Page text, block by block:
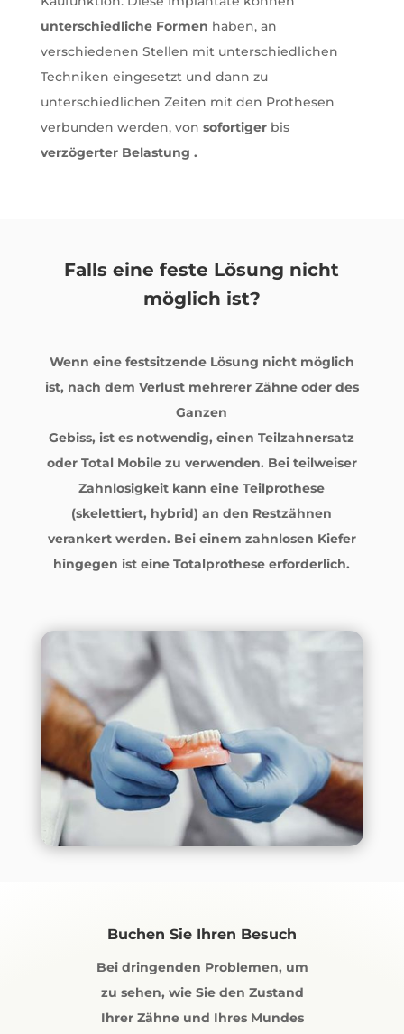
unterschiedliche Formen haben, an
verschiedenen Stellen mit unterschiedlichen
Techniken eingesetzt und dann zu
unterschiedlichen Zeiten mit den Prothesen
verbunden werden, von sofortiger bis
verzögerter Belastung .
Falls eine feste Lösung nicht
möglich ist?
Wenn eine festsitzende Lösung nicht möglich
ist, nach dem Verlust mehrerer Zähne oder des
Ganzen
Gebiss, ist es notwendig, einenTeilzahnersatz
oder Total Mobile zu verwenden. Bei teilweiser
Zahnlosigkeit kann eine Teilprothese
(skelettiert, hybrid) an den Restzähnen
verankert werden. Bei einem zahnlosen Kiefer
hingegen ist eine Totalprothese erforderlich.
Buchen Sie Ihren Besuch
Bei dringenden Problemen, um
zu sehen, wie Sie den Zustand
Ihrer Zähne und Ihres Mundes